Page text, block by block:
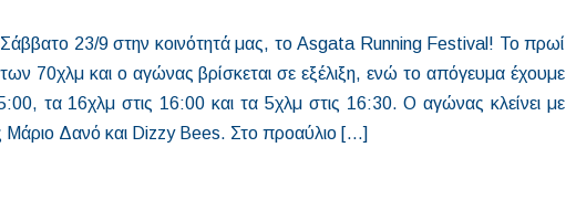
Σάββατο 23/9 στην κοινότητά μας, το Asgata Running Festival! Το πρωί
70χλμ και ο αγώνας βρίσκεται σε εξέλιξη, ενώ το απόγευμα έχουμε
τα 16χλμ στις 16:00 και τα 5χλμ στις 16:30. Ο αγώνας κλείνει με
Μάριο Δανό και Dizzy Bees. Στο προαύλιο […]